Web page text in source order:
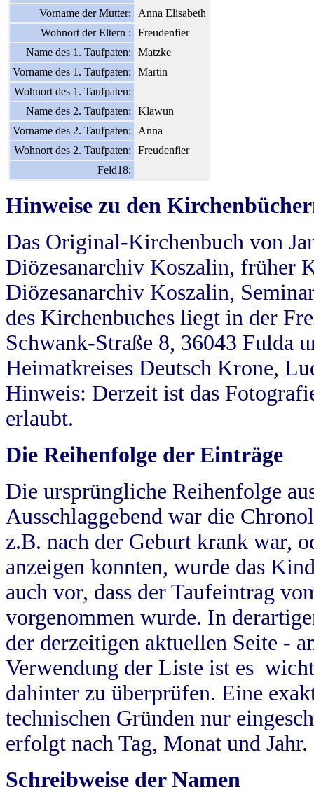
Vorname der Mutter:
Anna Elisabeth
Wohnort der Eltern :
Freudenfier
Name des 1. Taufpaten:
Matzke
Vorname des 1. Taufpaten:
Martin
Wohnort des 1. Taufpaten:
Name des 2. Taufpaten:
Klawun
Vorname des 2. Taufpaten:
Anna
Wohnort des 2. Taufpaten:
Freudenfier
Feld18:
Hinweise zu den
Das Original-Kirchenbuch von
Diözesanarchiv Koszalin, früher
Diözesanarchiv Koszalin,
des Kirchenbuches liegt in der
Schwank-Straße 8, 36043 Fulda
Heimatkreises Deutsch Krone,
Hinweis: Derzeit ist das
erlaubt.
Die Reihenfolge der Einträge
Die ursprüngliche Reihenfolge
Ausschlaggebend war die
z.B. nach der Geburt krank war,
anzeigen konnten, wurde das
auch vor, dass der Taufeintrag
vorgenommen wurde. In
der derzeitigen aktuellen Seite -
Verwendung der Liste ist es
dahinter zu überprüfen. Eine
technischen Gründen nur
erfolgt nach Tag, Monat und Jahr.
Schreibweise der Namen